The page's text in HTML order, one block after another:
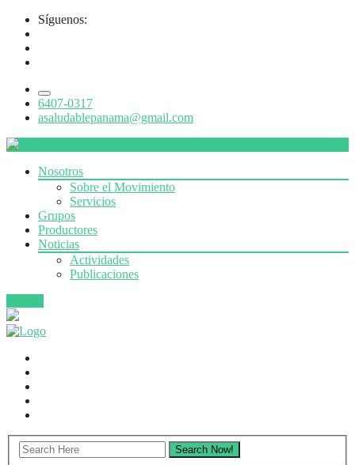
Síguenos:
6407-0317
asaludablepanama@gmail.com
Nosotros
Sobre el Movimiento
Servicios
Grupos
Productores
Noticias
Actividades
Publicaciones